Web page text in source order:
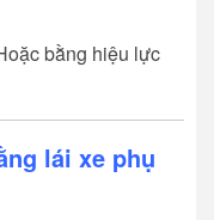
bằng hiệu lực
lái xe phụ